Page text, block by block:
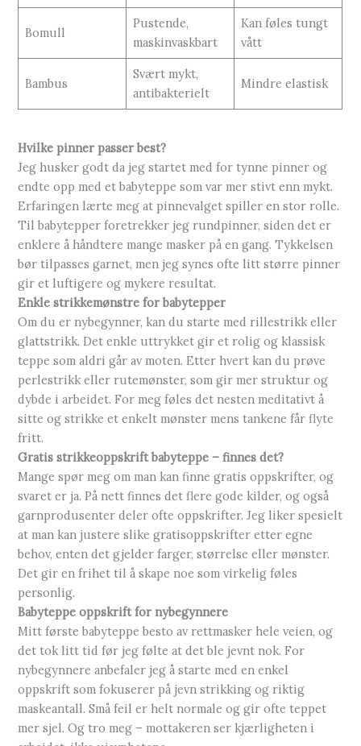
Bomull
Pustende,
maskinvaskbart
Kan føles tungt
vått
Bambus
Svært mykt,
antibakterielt
Mindre elastisk
Hvilke pinner passer best?
Jeg husker godt da jeg startet med for tynne pinner og
endte opp med et babyteppe som var mer stivt enn mykt.
Erfaringen lærte meg at pinnevalget spiller en stor rolle.
Til babytepper foretrekker jeg rundpinner, siden det er
enklere å håndtere mange masker på en gang. Tykkelsen
bør tilpasses garnet, men jeg synes ofte litt større pinner
gir et luftigere og mykere resultat.
Enkle strikkemønstre for babytepper
Om du er nybegynner, kan du starte med rillestrikk eller
glattstrikk. Det enkle uttrykket gir et rolig og klassisk
teppe som aldri går av moten. Etter hvert kan du prøve
perlestrikk eller rutemønster, som gir mer struktur og
dybde i arbeidet. For meg føles det nesten meditativt å
sitte og strikke et enkelt mønster mens tankene får flyte
fritt.
Gratis strikkeoppskrift babyteppe – finnes det?
Mange spør meg om man kan finne gratis oppskrifter, og
svaret er ja. På nett finnes det flere gode kilder, og også
garnprodusenter deler ofte oppskrifter. Jeg liker spesielt
at man kan justere slike gratisoppskrifter etter egne
behov, enten det gjelder farger, størrelse eller mønster.
Det gir en frihet til å skape noe som virkelig føles
personlig.
Babyteppe oppskrift for nybegynnere
Mitt første babyteppe besto av rettmasker hele veien, og
det tok litt tid før jeg følte at det ble jevnt nok. For
nybegynnere anbefaler jeg å starte med en enkel
oppskrift som fokuserer på jevn strikking og riktig
maskeantall. Små feil er helt normale og gir ofte teppet
mer sjel. Og tro meg – mottakeren ser kjærligheten i